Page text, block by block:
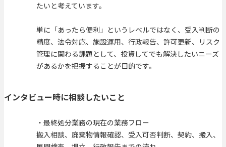
たいと考えています。
単に「あったら便利」というレベルではなく、受入判断の
精度、法令対応、施設運用、行政報告、許可更新、リスク
管理に関わる課題として、投資してでも解決したいニーズ
があるかを把握することが目的です。
インタビュー時に相談したいこと
・最終処分業務の現在の業務フロー
搬入相談、廃棄物情報確認、受入可否判断、契約、搬入、